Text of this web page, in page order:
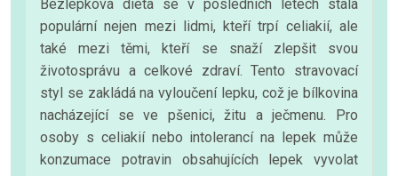
Bezlepková dieta se v posledních letech stala
populární nejen mezi lidmi, kteří trpí celiakií, ale
také mezi těmi, kteří se snaží zlepšit svou
životosprávu a celkové zdraví. Tento stravovací
styl se zakládá na vyloučení lepku, což je bílkovina
nacházející se ve pšenici, žitu a ječmenu. Pro
osoby s celiakií nebo intolerancí na lepek může
konzumace potravin obsahujících lepek vyvolat